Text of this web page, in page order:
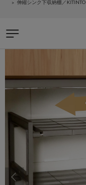
伸縮シンク下収納棚／KITINTO